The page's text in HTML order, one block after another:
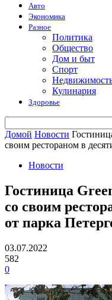
Авто
Экономика
Разное
Политика
Общество
Дом и быт
Спорт
Кулинария
Здоровье
Домой Новости
своим рестораном в
Новости
Гостиница
со своим
от парка
03.07.2022
582
0